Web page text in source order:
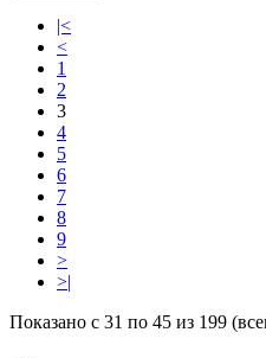
|<
<
1
2
3
4
5
6
7
8
9
>
>|
Показано с 31 по 45 из 199